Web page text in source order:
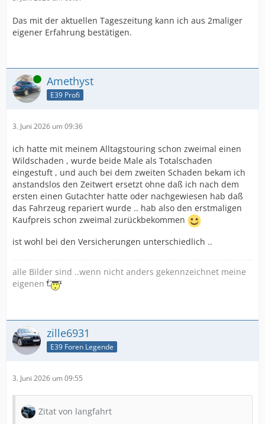
Das mit der aktuellen Tageszeitung kann ich aus 2maliger
eigener Erfahrung bestätigen.
Online Amethyst
E39 Profi
3. Juni 2026 um 09:36
ich hatte mit meinem Alltagstouring schon zweimal einen
Wildschaden , wurde beide Male als Totalschaden
eingestuft , und auch bei dem zweiten Schaden bekam ich
anstandslos den Zeitwert ersetzt ohne daß ich nach dem
ersten einen Gutachter hatte oder nachgewiesen hab daß
das Fahrzeug repariert wurde .. hab also den erstmaligen
Kaufpreis schon zweimal zurückbekommen
ist wohl bei den Versicherungen unterschiedlich ..
alle Bilder sind ..wenn nicht anders gekennzeichnet meine
eigenen
zille6931
E39 Foren Legende
3. Juni 2026 um 09:55
Zitat von langfahrt